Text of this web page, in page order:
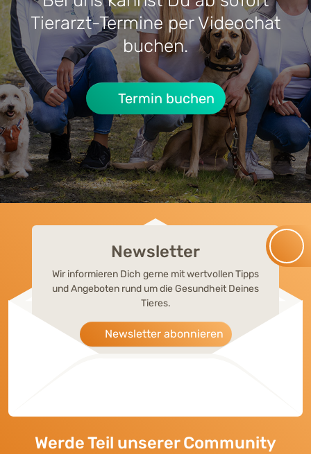
Tierarzt-Termine per Videochat
buchen.
Termin buchen
Newsletter
Wir informieren Dich gerne mit wertvollen Tipps
und Angeboten rund um die Gesundheit Deines
Tieres.
Newsletter abonnieren
Werde Teil unserer Community